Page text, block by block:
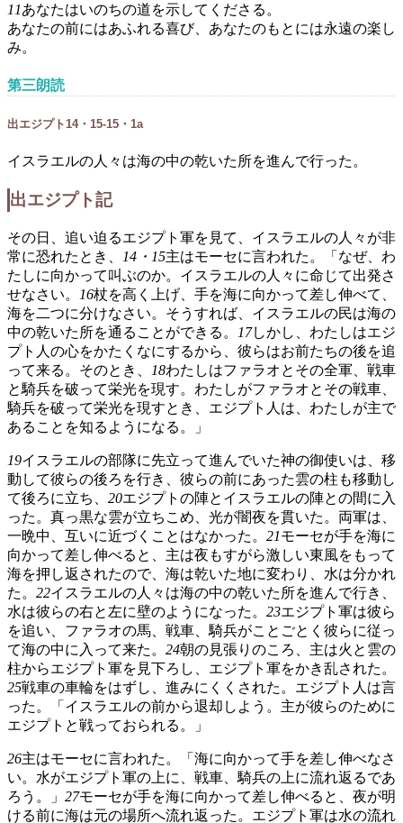
11あなたはいのちの道を示してくださる。
あなたの前にはあふれる喜び、あなたのもとには永遠の楽し
み。
第三朗読
出エジプト14・15-15・1a
イスラエルの人々は海の中の乾いた所を進んで行った。
出エジプト記
その日、追い迫るエジプト軍を見て、イスラエルの人々が非
常に恐れたとき、
14・15主はモーセに言われた。「なぜ、わ
たしに向かって叫ぶのか。イスラエルの人々に命じて出発さ
せなさい。
16杖を高く上げ、手を海に向かって差し伸べて、
海を二つに分けなさい。そうすれば、イスラエルの民は海の
中の乾いた所を通ることができる。
17しかし、わたしはエジ
プト人の心をかたくなにするから、彼らはお前たちの後を追
って来る。そのとき、
18わたしはファラオとその全軍、戦車
と騎兵を破って栄光を現す。わたしがファラオとその戦車、
騎兵を破って栄光を現すとき、エジプト人は、わたしが主で
あることを知るようになる。」
19イスラエルの部隊に先立って進んでいた神の御使いは、移
動して彼らの後ろを行き、彼らの前にあった雲の柱も移動し
て後ろに立ち、 20エジプトの陣とイスラエルの陣との間に入
った。真っ黒な雲が立ちこめ、光が闇夜を貫いた。両軍は、
一晩中、互いに近づくことはなかった。 21モーセが手を海に
向かって差し伸べると、主は夜もすがら激しい東風をもって
海を押し返されたので、海は乾いた地に変わり、水は分かれ
た。 22イスラエルの人々は海の中の乾いた所を進んで行き、
水は彼らの右と左に壁のようになった。 23エジプト軍は彼ら
を追い、ファラオの馬、戦車、騎兵がことごとく彼らに従っ
て海の中に入って来た。 24朝の見張りのころ、主は火と雲の
柱からエジプト軍を見下ろし、エジプト軍をかき乱された。
25戦車の車輪をはずし、進みにくくされた。エジプト人は言
った。「イスラエルの前から退却しよう。主が彼らのために
エジプトと戦っておられる。」
26主はモーセに言われた。「海に向かって手を差し伸べなさ
い。水がエジプト軍の上に、戦車、騎兵の上に流れ返るであ
ろう。」 27モーセが手を海に向かって差し伸べると、夜が明
ける前に海は元の場所へ流れ返った。エジプト軍は水の流れ